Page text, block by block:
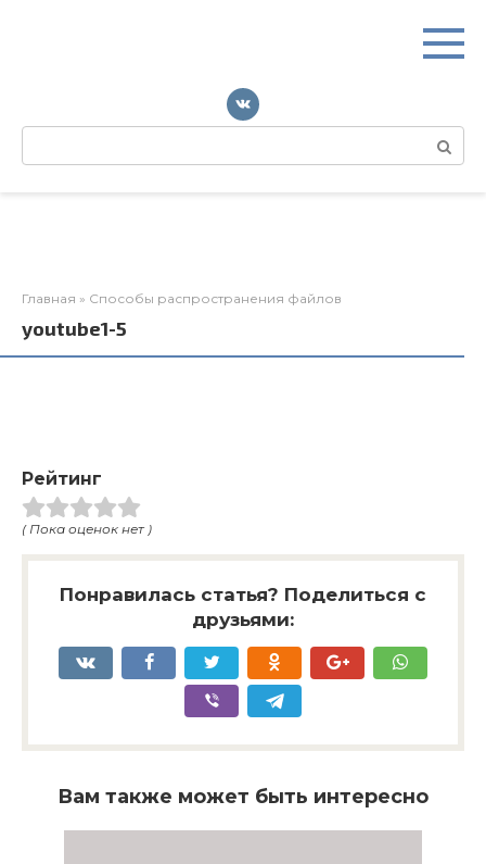
Поиск:
Главная » Способы распространения файлов
youtube1-5
Рейтинг
( Пока оценок нет )
Понравилась статья? Поделиться с
друзьями:
Вам также может быть интересно